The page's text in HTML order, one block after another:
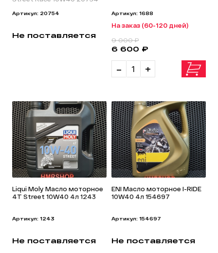
Артикул: 20754
Не поставляется
Артикул: 1688
На заказ (60-120 дней)
- +
6 600 ₽
9 000 ₽
Liqui Moly Масло моторное
4T Street 10W40 4л 1243
Артикул: 1243
Не поставляется
ENI Масло моторное I-RIDE
10W40 4л 154697
Артикул: 154697
Не поставляется